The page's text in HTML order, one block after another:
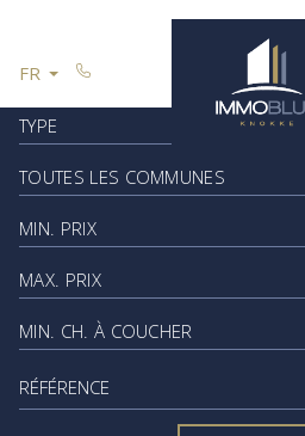
Passer le menu et aller au contenu
FR
Restez
ESPAGNE
VOUS
Trouvez votre
TYPE
TOUTES LES COMMUNES
MIN. PRIX
MAX. PRIX
MIN. CH. À COUCHER
Référence